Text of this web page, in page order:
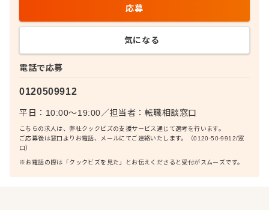
電話で応募
0120509912
平日：10:00〜19:00／担当者： 転職相談窓口
こちらの求人は、弊社クックビズの支援サービス通じて選考を行います。
ご応募後は窓口よりお電話、メールにてご連絡いたします。（0120-50-9912/窓
口）
※お電話の際は「クックビズを見た」とお伝えくださると受付がスムーズです。
応募
気になる